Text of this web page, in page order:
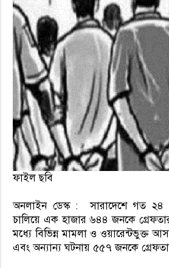
ফাইল ছবি
অনলাইন ডেস্ক : সারাদেশে গত ২৪
চালিয়ে এক হাজার ৬৪৪ জনকে
মধ্যে বিভিন্ন মামলা ও ওয়ারেন্টভুক্ত
এবং অন্যান্য ঘটনায় ৫৫৭ জনকে